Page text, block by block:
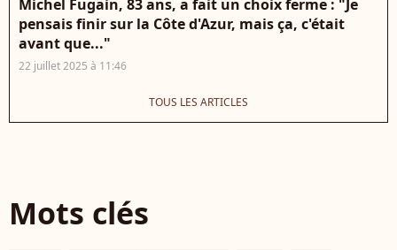
Michel Fugain, 83 ans, a fait un choix ferme : "Je
pensais finir sur la Côte d'Azur, mais ça, c'était
avant que..."
22 juillet 2025 à 11:46
TOUS LES ARTICLES
Mots clés